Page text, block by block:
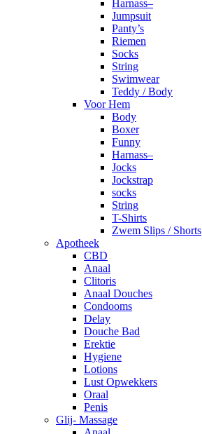
Harnass–
Jumpsuit
Panty’s
Riemen
Socks
String
Swimwear
Teddy / Body
Voor Hem
Body
Boxer
Funny
Harnass–
Jocks
Jockstrap
socks
String
T-Shirts
Zwem Slips / Shorts
Apotheek
CBD
Anaal
Clitoris
Anaal Douches
Condooms
Delay
Douche Bad
Erektie
Hygiene
Lotions
Lust Opwekkers
Oraal
Penis
Glij- Massage